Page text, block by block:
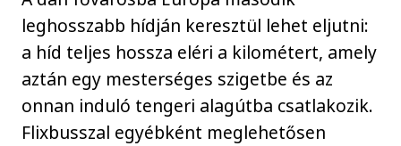
leghosszabb hídján keresztül lehet eljutni:
a híd teljes hossza eléri a kilométert, amely
aztán egy mesterséges szigetbe és az
onnan induló tengeri alagútba csatlakozik.
Flixbusszal egyébként meglehetősen